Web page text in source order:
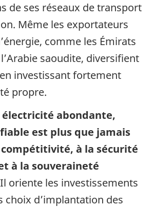
de ses réseaux de transport
Même les exportateurs
comme les Émirats
saoudite, diversifient
investissant fortement
propre.
électricité abondante,
est plus que jamais
à la sécurité
à la souveraineté
oriente les investissements
choix d’implantation des